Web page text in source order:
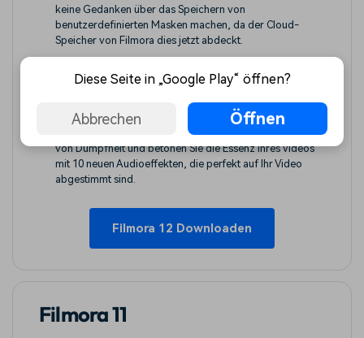
keine Gedanken über das Speichern von
benutzerdefinierten Masken machen, da der Cloud-
Speicher von Filmora dies jetzt abdeckt.
Neue Zeichentrickfilme:
Experimentieren Sie mit
Filmoras aktualisiertem Paket von 38 animierten Titeln,
um Ihr Bearbeitungsspiel zu verbessern.
Neue Audio-gesteuerte Effekte:Befreien Sie sich
von Dumpfheit und betonen Sie die Essenz Ihres Videos
mit 10 neuen Audioeffekten, die perfekt auf Ihr Video
abgestimmt sind.
Filmora 12 Downloaden
Filmora 11
Diese Seite in „Google Play“ öffnen?
Abbrechen Öffnen